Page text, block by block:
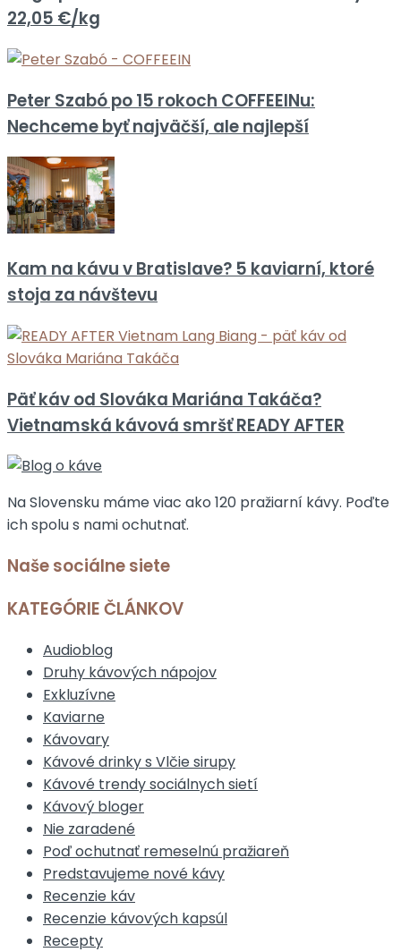
22,05 €/kg
Peter Szabó po 15 rokoch COFFEEINu:
Nechceme byť najväčší, ale najlepší
Kam na kávu v Bratislave? 5 kaviarní, ktoré
stoja za návštevu
Päť káv od Slováka Mariána Takáča?
Vietnamská kávová smršť READY AFTER
Na Slovensku máme viac ako 120 pražiarní kávy. Poďte
ich spolu s nami ochutnať.
Naše sociálne siete
KATEGÓRIE ČLÁNKOV
Audioblog
Druhy kávových nápojov
Exkluzívne
Kaviarne
Kávovary
Kávové drinky s Vlčie sirupy
Kávové trendy sociálnych sietí
Kávový bloger
Nie zaradené
Poď ochutnať remeselnú pražiareň
Predstavujeme nové kávy
Recenzie káv
Recenzie kávových kapsúl
Recepty